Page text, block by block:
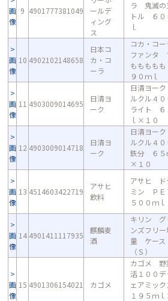
画
像
9 4901777381049
ールデ
ィング
ス
ラ 鬼滅の
トル ６０
ｌ
画
像
10 4902102148658
日本コ
カ・コ
ーラ
コカ・コ
ファンタ
もももも
９０ｍｌ
画
像
11 4903009014695
日清ヨ
ーク
日清ヨー
ルクル４
ライト ６
ｌ×１０
画
像
12 4903009014718
日清ヨ
ーク
日清ヨー
ルクル４
鉄分 ６５
×１０
画
像
13 4514603422719
アサヒ
飲料
アサヒ ド
ミン Ｐ
５００ｍｌ
画
像
14 4901411117935
麒麟麦
酒
キリン グ
ンズフリ
量 ケース
（Ｓ）
画
像
15 4901306154021 カゴメ
カゴメ 野
活１００デ
ェアミッ
１９５ｍ